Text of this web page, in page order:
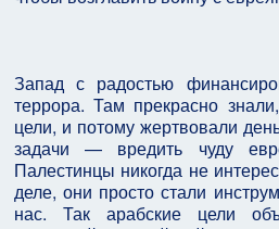
Запад с радостью
террора. Там прекрасно
цели, и потому жертвовали
задачи — вредить чуду
Палестинцы никогда не
деле, они просто стали
нас. Так арабские цели